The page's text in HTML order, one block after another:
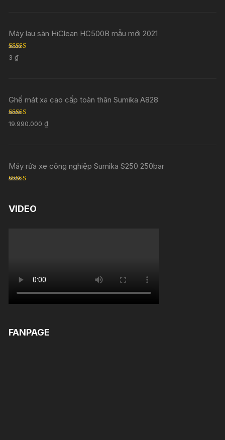
Máy lau sàn HiClean HC500B mẫu mới 2021
Rated
out of 5
3₫
Ghế mát xa cao cấp toàn thân Sumika A828
Rated5.00
out of 5
19.990.000₫
Máy rửa xe công nghiệp Sumika S250 250bar
VIDEO
FANPAGE